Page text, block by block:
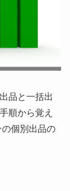
品と一括出
順から覚え
個別出品の